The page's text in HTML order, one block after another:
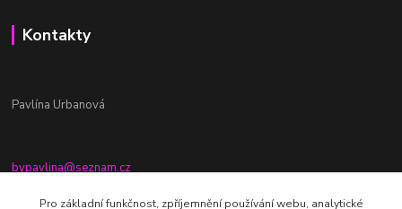
Kontakty
Pavlína Urbanová
bypavlina@seznam.cz
+420774917196
Pro základní funkčnost, zpříjemnění používání webu, analytické